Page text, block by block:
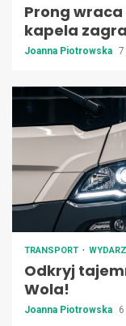
Prong
kapela
Joanna Piotrowska 7
TRANSPORT
Odkryj
Wola!
Joanna Piotrowska